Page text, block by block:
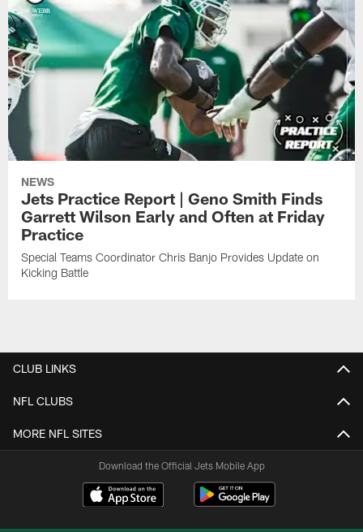
NEWS
Jets Practice Report | Geno Smith Finds
Garrett Wilson Early and Often at Friday
Practice
Special Teams Coordinator Chris Banjo Provides Update on
Kicking Battle
CLUB LINKS
NFL CLUBS
MORE NFL SITES
Download the Official Jets Mobile App